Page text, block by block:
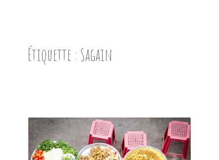
PRÉSENTATION
EN IMAGES
NOS BONNES ADRESSES
Étiquette : Sagain